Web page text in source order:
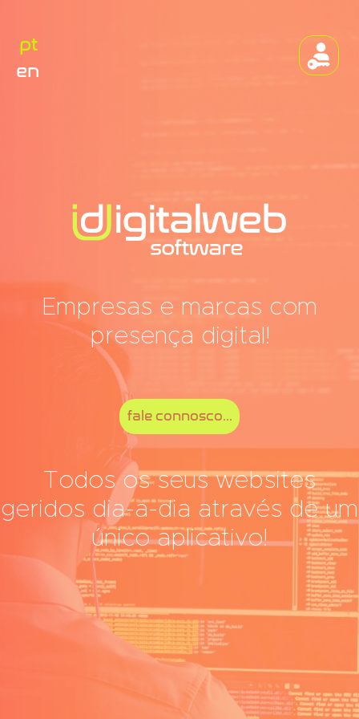
pt
en
Empresas e marcas com
presença digital!
fale connosco...
Todos os seus websites
geridos dia-a-dia através de um
único aplicativo!